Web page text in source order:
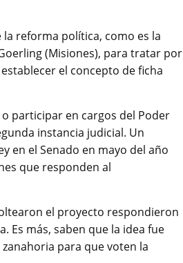
reforma política, como es la
(Misiones), para tratar por
el concepto de ficha
participar en cargos del Poder
instancia judicial. Un
en el Senado en mayo del año
que responden al
el proyecto respondieron
Es más, saben que la idea fue
para que voten la